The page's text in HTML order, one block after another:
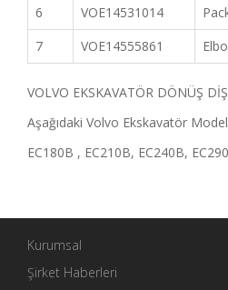
6
VOE14531014
7
VOE14555861
VOLVO EKSKAVATÖR DÖNÜŞ
Aşağıdaki Volvo Ekskavatör
EC180B , EC210B, EC240B,
Kurumsal
Şirket Haberleri